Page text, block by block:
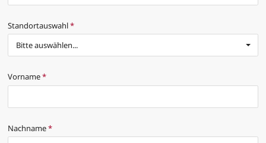
Standortauswahl*
Bitte auswählen...
Vorname*
Nachname*